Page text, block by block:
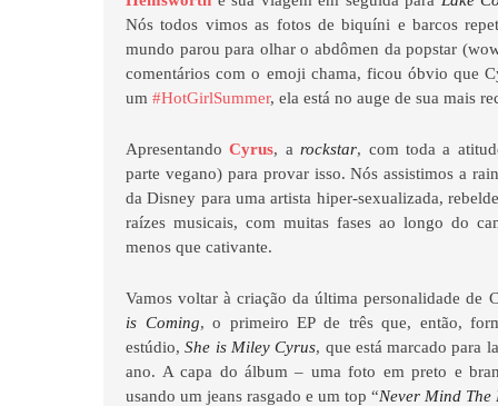
Nós todos vimos as fotos de biquíni e barcos
mundo parou para olhar o abdômen da popstar
comentários com o emoji chama, ficou óbvio que
um#HotGirlSummer, ela está no auge de sua mais
ApresentandoCyrus, arockstar, com toda a
parte vegano) para provar isso. Nós assistimos a
da Disney para uma artista hiper-sexualizada,
raízes musicais, com muitas fases ao longo do
menos que cativante.
Vamos voltar à criação da última personalidade de
is Coming, o primeiro EP de três que, então,
estúdio,She is Miley Cyrus, que está marcado para
ano. A capa do álbum – uma foto em preto e
usando um jeans rasgado e um top “Never Mind The